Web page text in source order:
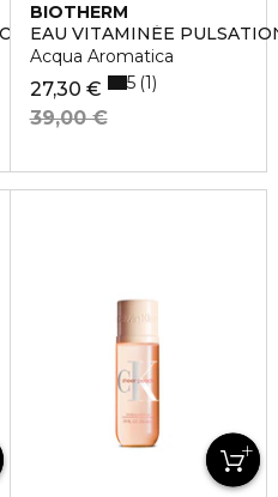
CITRON
BIOTHERM
EAU VITAMINÉE
Acqua Aromatica
27,30 €
39,00 €
5 1